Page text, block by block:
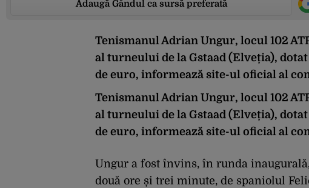
Adaugă Gândul ca sursă preferată
Tenismanul Adrian Ungur, locul 102
al turneului de la Gstaad (Elveția),
de euro, informează site-ul oficial al
Tenismanul Adrian Ungur, locul 102
al turneului de la Gstaad (Elveția),
de euro, informează site-ul oficial al
Ungur a fost învins, în runda
două ore și trei minute, de spaniolul